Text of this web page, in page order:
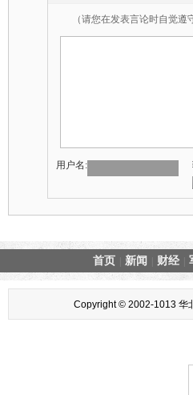
（请您在发表言论时自觉
用户名:
首页 新闻 财经
Copyright © 2002-1013 华